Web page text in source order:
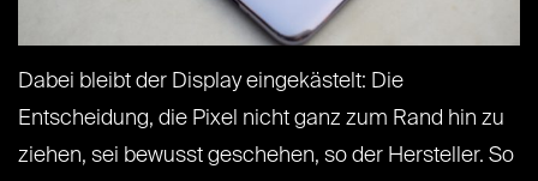
Dabei bleibt der Display eingekästelt: Die
Entscheidung, die Pixel nicht ganz zum Rand hin zu
ziehen, sei bewusst geschehen, so der Hersteller. So